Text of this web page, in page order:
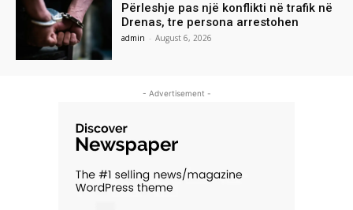
Përleshje pas një konflikti në trafik në
Drenas, tre persona arrestohen
admin - August 6, 2026
- Advertisement -